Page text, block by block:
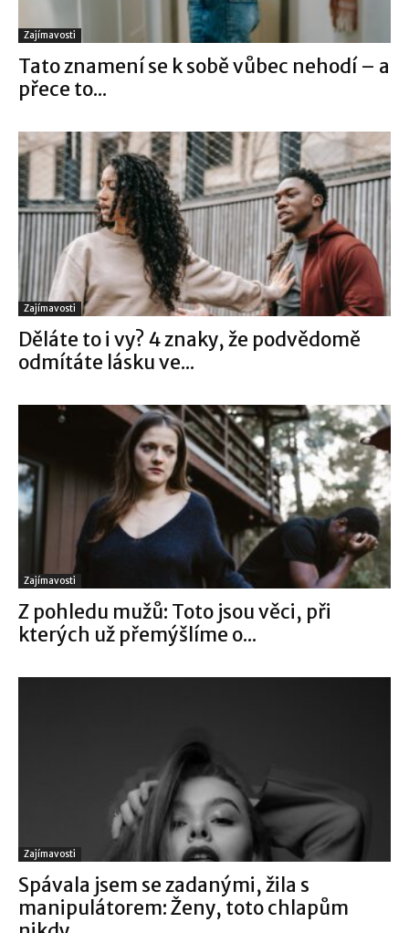
Zajímavosti
Tato znamení se k sobě vůbec nehodí – a
přece to...
Zajímavosti
Děláte to i vy? 4 znaky, že podvědomě
odmítáte lásku ve...
Zajímavosti
Z pohledu mužů: Toto jsou věci, při
kterých už přemýšlíme o...
Zajímavosti
Spávala jsem se zadanými, žila s
manipulátorem: Ženy, toto chlapům